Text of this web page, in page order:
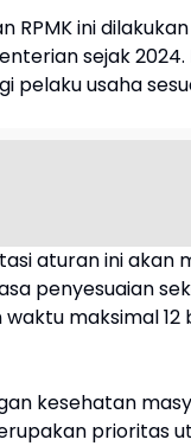
RPMK ini
sejak
pelaku usaha
aturan ini akan
penyesuaian
maksimal
kesehatan
prioritas